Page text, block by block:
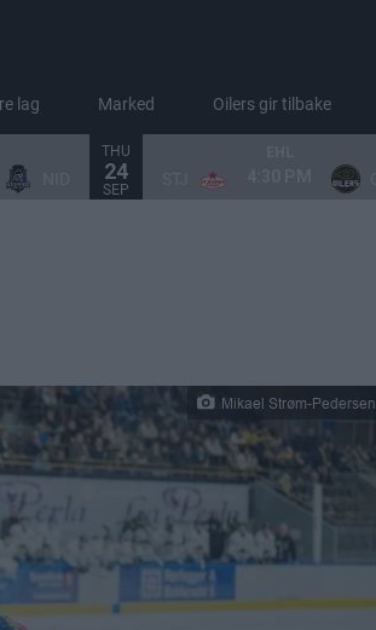
lag Marked Oilers gir tilbake
THU
24
SEP
Mikael Strøm-Pedersen